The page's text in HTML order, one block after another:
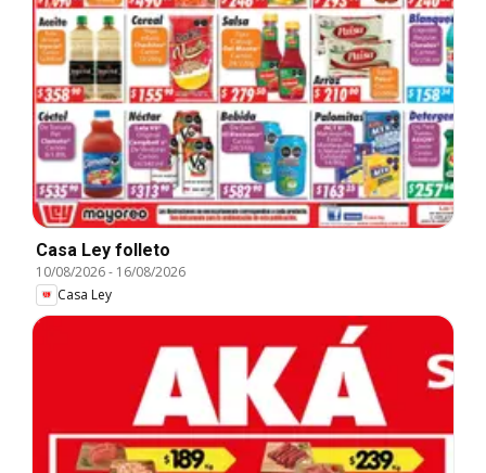
Casa Ley folleto
10/08/2026- 16/08/2026
Casa Ley